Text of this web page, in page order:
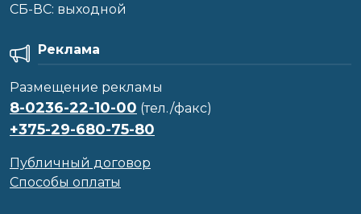
CБ-ВС: выходной
Реклама
Размещение рекламы
8-0236-22-10-00 (тел./факс)
+375-29-680-75-80
Публичный договор
Способы оплаты